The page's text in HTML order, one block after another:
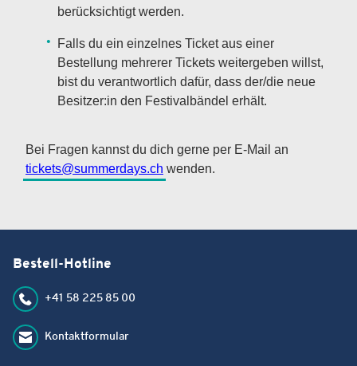
berücksichtigt werden.
Falls du ein einzelnes Ticket aus einer
Bestellung mehrerer Tickets weitergeben willst,
bist du verantwortlich dafür, dass der/die neue
Besitzer:in den Festivalbändel erhält.
Bei Fragen kannst du dich gerne per E-Mail an
tickets@summerdays.ch wenden.
Bestell-Hotline
+41 58 225 85 00
Kontaktformular